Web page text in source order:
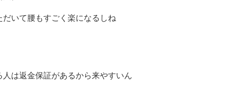
いて腰もすごく楽になるしね
は返金保証があるから来やすいん